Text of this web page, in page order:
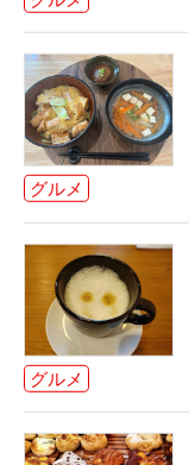
グルメ
グルメ